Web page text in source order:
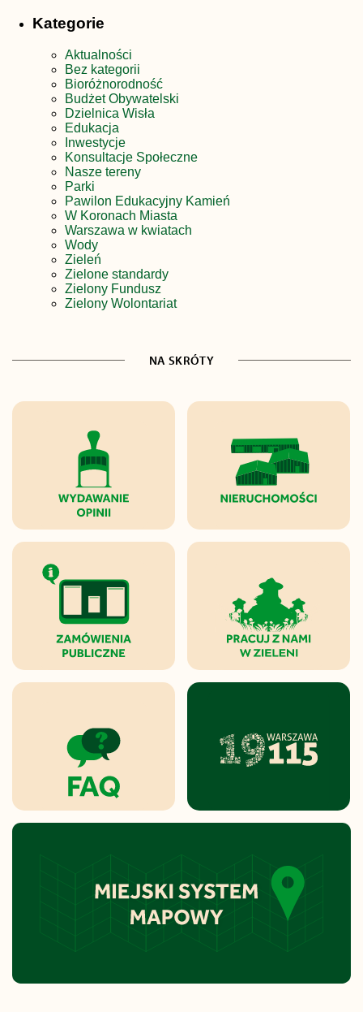
Kategorie
Aktualności
Bez kategorii
Bioróżnorodność
Budżet Obywatelski
Dzielnica Wisła
Edukacja
Inwestycje
Konsultacje Społeczne
Nasze tereny
Parki
Pawilon Edukacyjny Kamień
W Koronach Miasta
Warszawa w kwiatach
Wody
Zieleń
Zielone standardy
Zielony Fundusz
Zielony Wolontariat
NA SKRÓTY